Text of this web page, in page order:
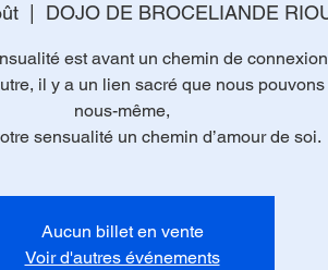
  |
DOJO DE BROCELIANDE
est avant un chemin de
il y a un lien sacré que nous
nous-même,
sensualité un chemin d’amour de soi.
Aucun billet en vente
Voir d'autres événements